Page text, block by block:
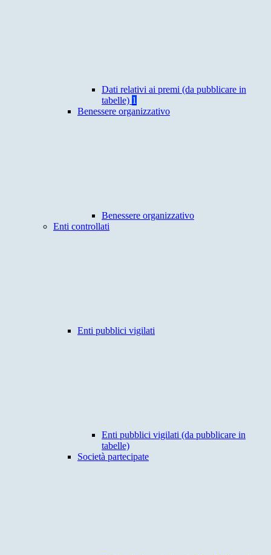
Dati relativi ai premi (da pubblicare in
tabelle) 1
Benessere organizzativo
Benessere organizzativo
Enti controllati
Enti pubblici vigilati
Enti pubblici vigilati (da pubblicare in
tabelle)
Società partecipate